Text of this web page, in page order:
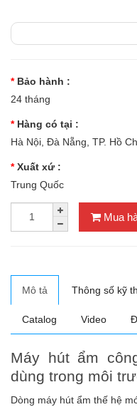
Bảo hành :
24 tháng
Hàng có tại :
Hà Nội, Đà Nẵng, TP. Hồ
Xuất xứ :
Trung Quốc
Mua
Mô tả Thông số kỹ
Catalog Video
Máy hút ẩm
dùng trong môi
Dòng máy hút ẩm thế hệ